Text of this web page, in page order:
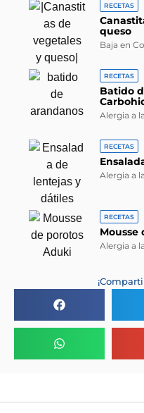
RECETAS
queso
Baja en
RECETAS
Batido
Alergia a
RECETAS
Alergia a
RECETAS
Mousse
Alergia a